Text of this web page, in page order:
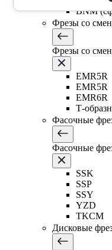
BNM
Фрезы со
Фрезы со
EMR5R
EMR5R
EMR6R
Т-
Фасочные
Фасочные
SSK
SSP
SSY
YZD
TKCM
Дисковые